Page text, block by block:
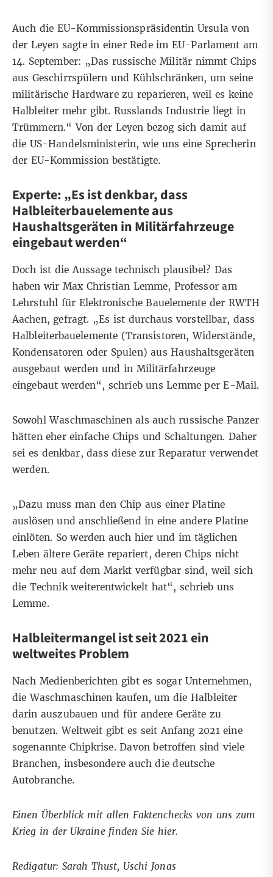
Auch die EU-Kommissionspräsidentin Ursula von
der Leyen sagte ineiner Rede im EU-Parlament am
14. September: „Das russische Militär nimmt Chips
aus Geschirrspülern und Kühlschränken, um seine
militärische Hardware zu reparieren, weil es keine
Halbleiter mehr gibt. Russlands Industrie liegt in
Trümmern.“ Von der Leyen bezog sich damit auf
die US-Handelsministerin, wie uns eine Sprecherin
der EU-Kommission bestätigte.
Experte: „Es ist denkbar, dass
Halbleiterbauelemente aus
Haushaltsgeräten in Militärfahrzeuge
eingebaut werden“
Doch ist die Aussage technisch plausibel? Das
haben wir Max Christian Lemme, Professor am
Lehrstuhl für Elektronische Bauelemente der RWTH
Aachen, gefragt. „Es ist durchaus vorstellbar, dass
Halbleiterbauelemente (Transistoren, Widerstände,
Kondensatoren oder Spulen) aus Haushaltsgeräten
ausgebaut werden und in Militärfahrzeuge
eingebaut werden“, schrieb uns Lemme per E-Mail.
Sowohl Waschmaschinen als auch russische Panzer
hätten eher einfache Chips und Schaltungen. Daher
sei es denkbar, dass diese zur Reparatur verwendet
werden.
„Dazu muss man den Chip aus einer Platine
auslösen und anschließend in eine andere Platine
einlöten. So werden auch hier und im täglichen
Leben ältere Geräte repariert, deren Chips nicht
mehr neu auf dem Markt verfügbar sind, weil sich
die Technik weiterentwickelt hat“, schrieb uns
Lemme.
Halbleitermangel ist seit 2021 ein
weltweites Problem
NachMedienberichten gibt es sogar Unternehmen,
die Waschmaschinen kaufen, um die Halbleiter
darin auszubauen und für andere Geräte zu
benutzen. Weltweit gibt es seit Anfang 2021 eine
sogenannte Chipkrise. Davon betroffen sind viele
Branchen, insbesondere auch diedeutsche
Autobranche.
Einen Überblick mit allen Faktenchecks von uns zum
Krieg in der Ukraine finden Sie hier.
Redigatur: Sarah Thust, Uschi Jonas